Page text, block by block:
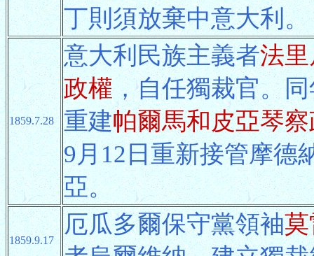
丁則須放棄中意大利。
1859.7.28
意大利民族主義者法
政權，自任獨裁官。
重建帕爾馬和皮亞琴
9月12日重新接管摩德
亞。
1859.9.17
厄瓜多爾保守黨領袖